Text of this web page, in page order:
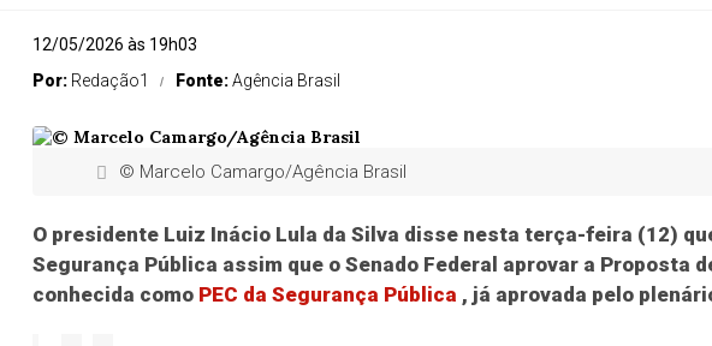
12/05/2026 às 19h03
Por: Redação1 Fonte:Agência Brasil
© Marcelo Camargo/Agência Brasil
O presidente Luiz Inácio Lula da Silva disse nesta terça-feira (12)
Segurança Pública assim que o Senado Federal aprovar a Proposta
conhecida como PEC da Segurança Pública , já aprovada pelo